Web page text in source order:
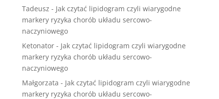
Tadeusz - Jak czytać lipidogram czyli wiarygodne
markery ryzyka chorób układu sercowo-
naczyniowego
Ketonator- Jak czytać lipidogram czyli wiarygodne
markery ryzyka chorób układu sercowo-
naczyniowego
Małgorzata - Jak czytać lipidogram czyli wiarygodne
markery ryzyka chorób układu sercowo-